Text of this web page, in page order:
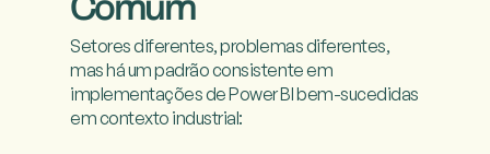
Comum
Setores diferentes, problemas diferentes,
mas há um padrão consistente em
implementações de Power BI bem-sucedidas
em contexto industrial: